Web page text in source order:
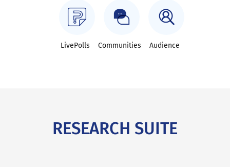
LivePolls Communities Audience
RESEARCH SUITE